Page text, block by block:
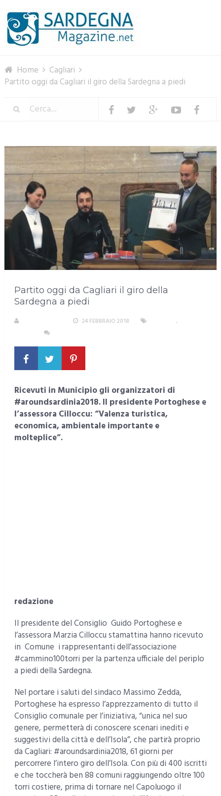
Home
Cagliari
Partito oggi da Cagliari il giro della Sardegna a piedi
Partito oggi da Cagliari il giro della
Sardegna a piedi
24 FEBBRAIO 2018
,
Ricevuti in Municipio gli organizzatori di
#aroundsardinia2018. Il presidente Portoghese e
l’assessora Cilloccu: “Valenza turistica,
economica, ambientale importante e
molteplice”.
redazione
Il presidente del Consiglio Guido Portoghese e
l’assessora Marzia Cilloccu stamattina hanno ricevuto
in Comune i rappresentanti dell’associazione
#cammino100torri per la partenza ufficiale del periplo
a piedi della Sardegna.
Nel portare i saluti del sindaco Massimo Zedda,
Portoghese ha espresso l’apprezzamento di tutto il
Consiglio comunale per l’iniziativa, “unica nel suo
genere, permetterà di conoscere scenari inediti e
suggestivi della città e dell’Isola”, che partirà proprio
da Cagliari: #aroundsardinia2018, 61 giorni per
percorrere l’intero giro dell’Isola. Con più di 400 iscritti
e che toccherà ben 88 comuni raggiungendo oltre 100
torri costiere, prima di tornare nel Capoluogo il